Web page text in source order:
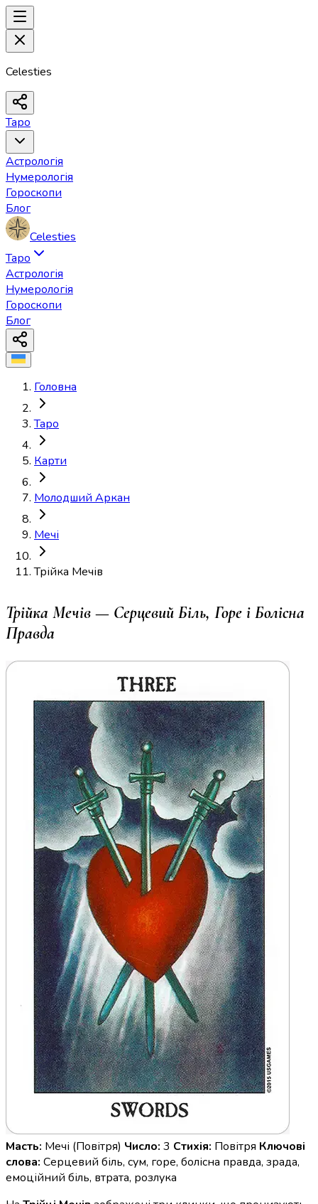
Celesties
Таро
Астрологія
Нумерологія
Гороскопи
Блог
Celesties
Таро
Астрологія
Нумерологія
Гороскопи
Блог
Головна
Таро
Карти
Молодший Аркан
Мечі
Трійка Мечів
Трійка Мечів — Серцевий Біль, Горе і Болісна
Правда
Масть: Мечі (Повітря) Число: 3 Стихія: Повітря Ключові
слова: Серцевий біль, сум, горе, болісна правда, зрада,
емоційний біль, втрата, розлука